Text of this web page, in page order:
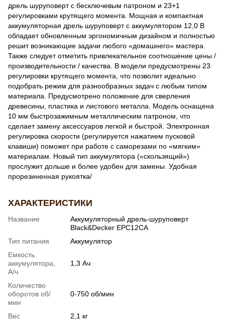
дрель шуруповерт с бесключевым патроном и 23+1
регулировками крутящего момента. Мощная и компактная
аккумуляторная дрель шуруповерт с аккумулятором 12,0 В
обладает обновленным эргономичным дизайном и полностью
решит возникающие задачи любого «домашнего» мастера.
Также следует отметить привлекательное соотношение цены /
производительности / качества. В модели предусмотрены 23
регулировки крутящего момента, что позволит идеально
подобрать режим для разнообразных задач с любым типом
материала. Предусмотрено положение для сверления
древесины, пластика и листового металла. Модель оснащена
10 мм быстрозажимным металлическим патроном, что
сделает замену аксессуаров легкой и быстрой. Электронная
регулировка скорости (регулируется нажатием пусковой
клавиши) поможет при работе с саморезами по «мягким»
материалам. Новый тип аккумулятора («скользящий»)
прослужит дольше и более удобен для замены. Удобная
прорезиненная рукоятка/
ХАРАКТЕРИСТИКИ
Название
Аккумуляторный дрель-шуруповерт
Black&Decker EPC12CA
Тип питания
Аккумулятор
Емкость
аккумулятора,
А/ч
1,3 Ач
Количество
оборотов об/
мин
0-750 об/мин
Вес
2,1 кг